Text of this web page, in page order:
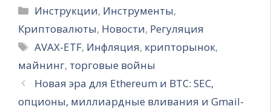
Рубрики
Инструкции, Инструменты,
Криптовалюты, Новости, Регуляция
Метки
AVAX-ETF, Инфляция, крипторынок,
майнинг, торговые войны
Новая эра для Ethereum и BTC: SEC,
опционы, миллиардные вливания и Gmail-